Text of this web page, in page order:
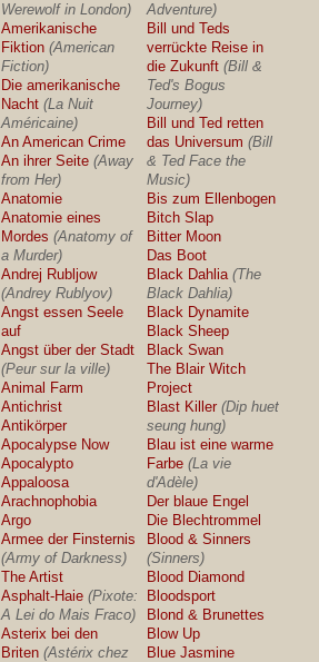
Werewolf in London)
Amerikanische
Fiktion (American
Fiction)
Die amerikanische
Nacht (La Nuit
Américaine)
An American Crime
An ihrer Seite (Away
from Her)
Anatomie
Anatomie eines
Mordes (Anatomy of
a Murder)
Andrej Rubljow
(Andrey Rublyov)
Angst essen Seele
auf
Angst über der Stadt
(Peur sur la ville)
Animal Farm
Antichrist
Antikörper
Apocalypse Now
Apocalypto
Appaloosa
Arachnophobia
Argo
Armee der Finsternis
(Army of Darkness)
The Artist
Asphalt-Haie (Pixote:
A Lei do Mais Fraco)
Asterix bei den
Briten (Astérix chez
Adventure)
Bill und Teds
verrückte Reise in
die Zukunft (Bill &
Ted's Bogus
Journey)
Bill und Ted retten
das Universum (Bill
& Ted Face the
Music)
Bis zum Ellenbogen
Bitch Slap
Bitter Moon
Das Boot
Black Dahlia (The
Black Dahlia)
Black Dynamite
Black Sheep
Black Swan
The Blair Witch
Project
Blast Killer (Dip huet
seung hung)
Blau ist eine warme
Farbe (La vie
d'Adèle)
Der blaue Engel
Die Blechtrommel
Blood & Sinners
(Sinners)
Blood Diamond
Bloodsport
Blond & Brunettes
Blow Up
Blue Jasmine